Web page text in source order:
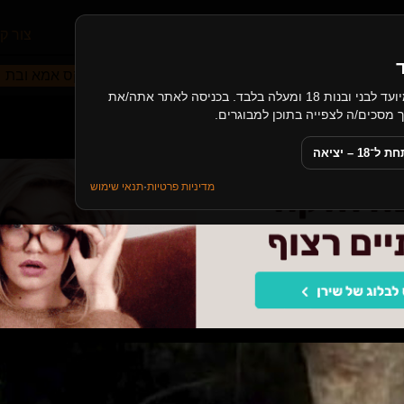
האתר כולל תכנים בעלי אופי מיני, ומיועד לבני ובנות 18 ומעלה בלבד. בכניסה לאתר אתה/את
– יציאה
מדיניות פרטיות·תנאי שימוש
ביער